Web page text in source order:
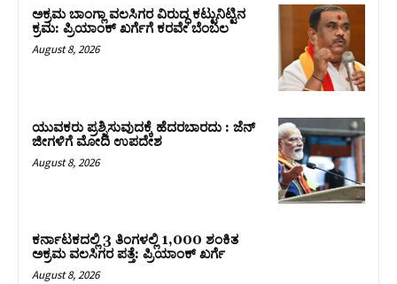
ಅಕ್ರಮ ಬಾಂಗ್ಲಾ ವಲಸಿಗರ ವಿರುದ್ಧ ಕಟ್ಟುನಿಟ್ಟಿನ
ಕ್ರಮ: ಪ್ರಿಯಾಂಕ್ ಖರ್ಗೆಗೆ ಕರವೇ ಬೆಂಬಲ
August 8, 2026
ಯುವಕರು ಪ್ರಶ್ನಿಸುವುದಕ್ಕೆ ಹೆದರಬಾರದು : ಜೆನ್‌
ಜೀಗಳಿಗೆ ಮೋದಿ ಉಪದೇಶ
August 8, 2026
ಕರ್ನಾಟಕದಲ್ಲಿ 3 ತಿಂಗಳಲ್ಲಿ 1,000 ಶಂಕಿತ
ಅಕ್ರಮ ವಲಸಿಗರ ಪತ್ತೆ: ಪ್ರಿಯಾಂಕ್‌ ಖರ್ಗೆ
August 8, 2026